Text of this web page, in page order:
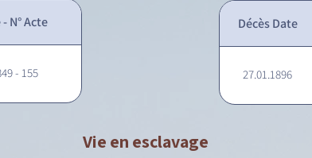
N° Acte
- 155
Décès Date
27.01.1896
Vie en esclavage